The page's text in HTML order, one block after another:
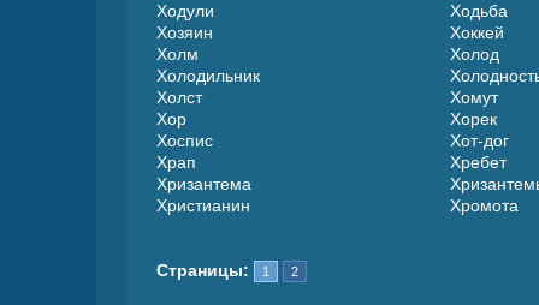
Ходули
Ходьба
Хозяин
Хоккей
Холм
Холод
Холодильник
Холст
Хомут
Хор
Хорек
Хоспис
Хот-дог
Храп
Хребет
Хризантема
Христианин
Хромота
Страницы: 1 2